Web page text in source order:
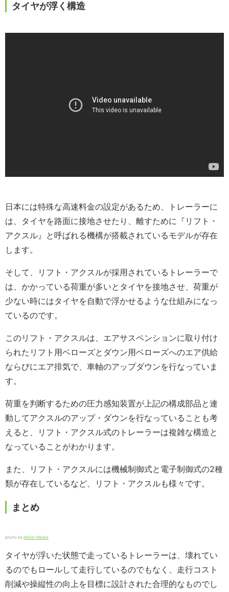
タイヤが浮く構造
日本には特殊な高速料金の設定があるため、トレーラーに
は、タイヤを路面に接地させたり、離すために『リフト・
アクスル』と呼ばれる機構が搭載されているモデルが存在
します。
そして、リフト・アクスルが採用されているトレーラーで
は、かかっている荷重が多いとタイヤを接地させ、荷重が
少ない時にはタイヤを自動で浮かせるような仕組みになっ
ているのです。
このリフト・アクスルは、エアサスペンションに取り付け
られたリフト用ベローズとダウン用ベローズへのエア供給
ならびにエア排気で、車軸のアップダウンを行なっていま
す。
荷重を判断するための圧力感知装置が上記の構成部品と連
動してアクスルのアップ・ダウンを行なっていることも考
えると、リフト・アクスル式のトレーラーは複雑な構造と
なっていることがわかります。
また、リフト・アクスルには機械制御式と電子制御式の2種
類が存在しているなど、リフト・アクスルも様々です。
まとめ
photo by Motor Media
タイヤが浮いた状態で走っているトレーラーは、壊れてい
るのでもロールして走行しているのでもなく、走行コスト
削減や操縦性の向上を目標に設計された合理的なものでし